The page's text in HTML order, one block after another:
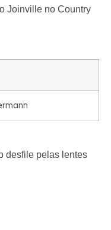
Joinville no Country
desfile pelas lentes